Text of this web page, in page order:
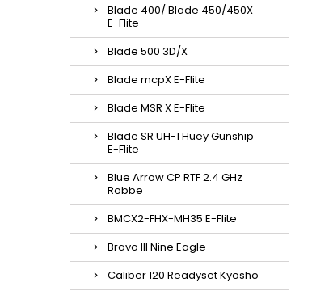
Blade 400/ Blade 450/450X
E-Flite
Blade 500 3D/X
Blade mcpX E-Flite
Blade MSR X E-Flite
Blade SR UH-1 Huey Gunship
E-Flite
Blue Arrow CP RTF 2.4 GHz
Robbe
BMCX2-FHX-MH35 E-Flite
Bravo III Nine Eagle
Caliber 120 Readyset Kyosho